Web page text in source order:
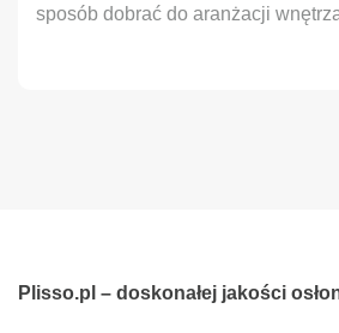
sposób dobrać do aranżacji
Plisso.pl – doskonałej jakości